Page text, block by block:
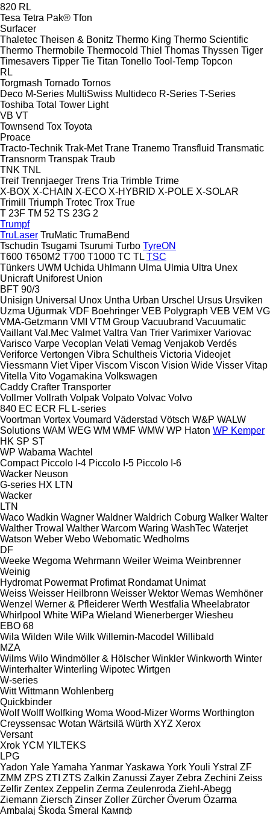
820 RL
Tesa Tetra Pak® Tfon
Surfacer
Thaletec Theisen & Bonitz Thermo King Thermo Scientific
Thermo Thermobile Thermocold Thiel Thomas Thyssen Tiger
Timesavers Tipper Tie Titan Tonello Tool-Temp Topcon
RL
Torgmash Tornado Tornos
Deco M-Series MultiSwiss Multideco R-Series T-Series
Toshiba Total Tower Light
VB VT
Townsend Tox Toyota
Proace
Tracto-Technik Trak-Met Trane Tranemo Transfluid Transmatic
Transnorm Transpak Traub
TNK TNL
Treif Trennjaeger Trens Tria Trimble Trime
X-BOX X-CHAIN X-ECO X-HYBRID X-POLE X-SOLAR
Trimill
Triumph Trotec Trox True
T 23F TM 52 TS 23G 2
Trumpf
TruLaser TruMatic TrumaBend
Tschudin Tsugami Tsurumi Turbo TyreON
T600 T650M2 T700 T1000 TC TL TSC
Tünkers UWM Uchida Uhlmann Ulma Ulmia Ultra Unex
Unicraft Uniforest Union
BFT 90/3
Unisign Universal Unox Untha Urban Urschel Ursus Ursviken
Uzma Uğurmak VDF Boehringer VEB Polygraph VEB VEM VG
VMA-Getzmann VMI VTM Group Vacuubrand Vacuumatic
Vaillant Val.Mec Valmet Valtra Van Trier Varimixer Variovac
Varisco Varpe Vecoplan Velati Vemag Venjakob Verdés
Veriforce Vertongen Vibra Schultheis Victoria Videojet
Viessmann Viet Viper Viscom Viscon Vision Wide Visser Vitap
Vitella Vito Vogamakina Volkswagen
Caddy Crafter Transporter
Vollmer Vollrath Volpak Volpato Volvac Volvo
840 EC ECR FL L-series
Voortman Vortex Voumard Väderstad Vötsch W&P WALW
Solutions WAM WEG WM WMF WMW WP Haton WP Kemper
HK SP ST
WP Wabama Wachtel
Compact Piccolo I-4 Piccolo I-5 Piccolo I-6
Wacker Neuson
G-series HX LTN
Wacker
LTN
Waco Wadkin Wagner Waldner Waldrich Coburg Walker Walter
Walther Trowal Walther Warcom Waring WashTec Waterjet
Watson Weber Webo Webomatic Wedholms
DF
Weeke Wegoma Wehrmann Weiler Weima Weinbrenner
Weinig
Hydromat Powermat Profimat Rondamat Unimat
Weiss Weisser Heilbronn Weisser Wektor Wemas Wemhöner
Wenzel Werner & Pfleiderer Werth Westfalia Wheelabrator
Whirlpool White WiPa Wieland Wienerberger Wiesheu
EBO 68
Wila Wilden Wile Wilk Willemin-Macodel Willibald
MZA
Wilms Wilo Windmöller & Hölscher Winkler Winkworth Winter
Winterhalter Winterling Wipotec Wirtgen
W-series
Witt Wittmann Wohlenberg
Quickbinder
Wolf Wolff Wolfking Woma Wood-Mizer Worms Worthington
Creyssensac Wotan Wärtsilä Würth XYZ Xerox
Versant
Xrok YCM YILTEKS
LPG
Yadon Yale Yamaha Yanmar Yaskawa York Youli Ystral ZF
ZMM ZPS ZTI ZTS Zalkin Zanussi Zayer Zebra Zechini Zeiss
Zelfir Zentex Zeppelin Zerma Zeulenroda Ziehl-Abegg
Ziemann Ziersch Zinser Zoller Zürcher Överum Özarma
Ambalaj Škoda Šmeral Кампф